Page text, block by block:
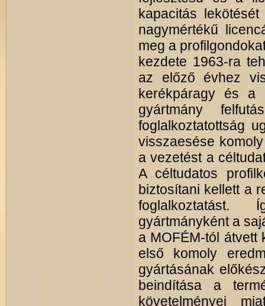
kapacitás
nagymértékű
meg a
kezdete 1963-ra
az előző évhez
kerékpáragy és a
gyártmány
foglalkoztatottság
visszaesése
a vezetést a
A céltudatos
biztosítani kellett a
foglalkoztatást.
gyártmányként a
a MOFÉM-tól átvett
első komoly
gyártásának
beindítása a
követelményei